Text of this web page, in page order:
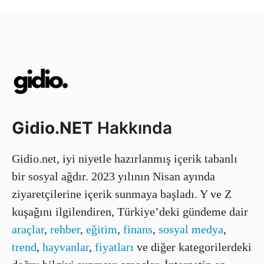
Gidio.NET Hakkında
Gidio.net, iyi niyetle hazırlanmış içerik tabanlı
bir sosyal ağdır. 2023 yılının Nisan ayında
ziyaretçilerine içerik sunmaya başladı. Y ve Z
kuşağını ilgilendiren, Türkiye’deki gündeme dair
araçlar, rehber, eğitim, finans, sosyal medya,
trend, hayvanlar, fiyatları ve diğer kategorilerdeki